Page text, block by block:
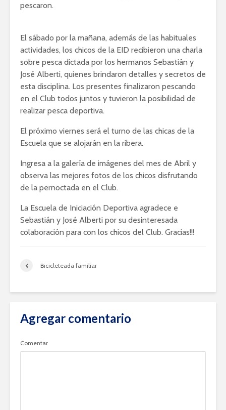
pescaron.
El sábado por la mañana, además de las habituales
actividades, los chicos de la EID recibieron una charla
sobre pesca dictada por los hermanos Sebastián y
José Alberti, quienes brindaron detalles y secretos de
esta disciplina. Los presentes finalizaron pescando
en el Club todos juntos y tuvieron la posibilidad de
realizar pesca deportiva.
El próximo viernes será el turno de las chicas de la
Escuela que se alojarán en la ribera.
Ingresa a la galería de imágenes del mes de Abril y
observa las mejores fotos de los chicos disfrutando
de la pernoctada en el Club.
La Escuela de Iniciación Deportiva agradece e
Sebastián y José Alberti por su desinteresada
colaboración para con los chicos del Club. Gracias!!!
Bicicleteada familiar
Agregar comentario
Comentar